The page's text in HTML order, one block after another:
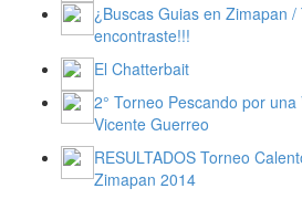
¿Buscas Guias en Zimapan /
encontraste!!!
El Chatterbait
2° Torneo Pescando por
Vicente Guerreo
RESULTADOS Torneo
Zimapan 2014